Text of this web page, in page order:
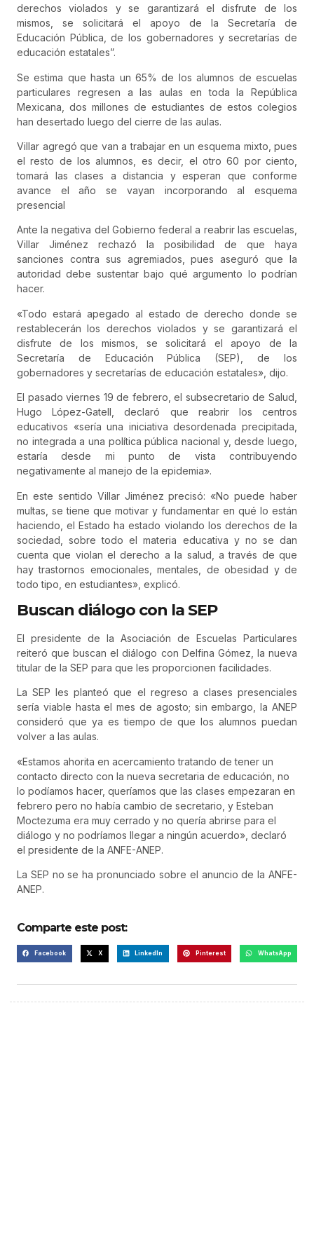
derechos violados y se garantizará el disfrute de los
mismos, se solicitará el apoyo de la Secretaría de
Educación Pública, de los gobernadores y secretarías de
educación estatales”.
Se estima que hasta un 65% de los alumnos de escuelas
particulares regresen a las aulas en toda la República
Mexicana, dos millones de estudiantes de estos colegios
han desertado luego del cierre de las aulas.
Villar agregó que van a trabajar en un esquema mixto, pues
el resto de los alumnos, es decir, el otro 60 por ciento,
tomará las clases a distancia y esperan que conforme
avance el año se vayan incorporando al esquema
presencial
Ante la negativa del Gobierno federal a reabrir las escuelas,
Villar Jiménez rechazó la posibilidad de que haya
sanciones contra sus agremiados, pues aseguró que la
autoridad debe sustentar bajo qué argumento lo podrían
hacer.
«Todo estará apegado al estado de derecho donde se
restablecerán los derechos violados y se garantizará el
disfrute de los mismos, se solicitará el apoyo de la
Secretaría de Educación Pública (SEP), de los
gobernadores y secretarías de educación estatales», dijo.
El pasado viernes 19 de febrero, el subsecretario de Salud,
Hugo López-Gatell, declaró que reabrir los centros
educativos «sería una iniciativa desordenada precipitada,
no integrada a una política pública nacional y, desde luego,
estaría desde mi punto de vista contribuyendo
negativamente al manejo de la epidemia».
En este sentido Villar Jiménez precisó: «No puede haber
multas, se tiene que motivar y fundamentar en qué lo están
haciendo, el Estado ha estado violando los derechos de la
sociedad, sobre todo el materia educativa y no se dan
cuenta que violan el derecho a la salud, a través de que
hay trastornos emocionales, mentales, de obesidad y de
todo tipo, en estudiantes», explicó.
Buscan diálogo con la SEP
El presidente de la Asociación de Escuelas Particulares
reiteró que buscan el diálogo con Delfina Gómez, la nueva
titular de la SEP para que les proporcionen facilidades.
La SEP les planteó que el regreso a clases presenciales
sería viable hasta el mes de agosto; sin embargo, la ANEP
consideró que ya es tiempo de que los alumnos puedan
volver a las aulas.
«Estamos ahorita en acercamiento tratando de tener un
contacto directo con la nueva secretaria de educación, no
lo podíamos hacer, queríamos que las clases empezaran en
febrero pero no había cambio de secretario, y Esteban
Moctezuma era muy cerrado y no quería abrirse para el
diálogo y no podríamos llegar a ningún acuerdo», declaró
el presidente de la ANFE-ANEP.
La SEP no se ha pronunciado sobre el anuncio de la ANFE-
ANEP.
Comparte este post:
Facebook X LinkedIn Pinterest WhatsApp